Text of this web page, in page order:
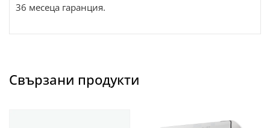
36 месеца гаранция.
Свързани продукти